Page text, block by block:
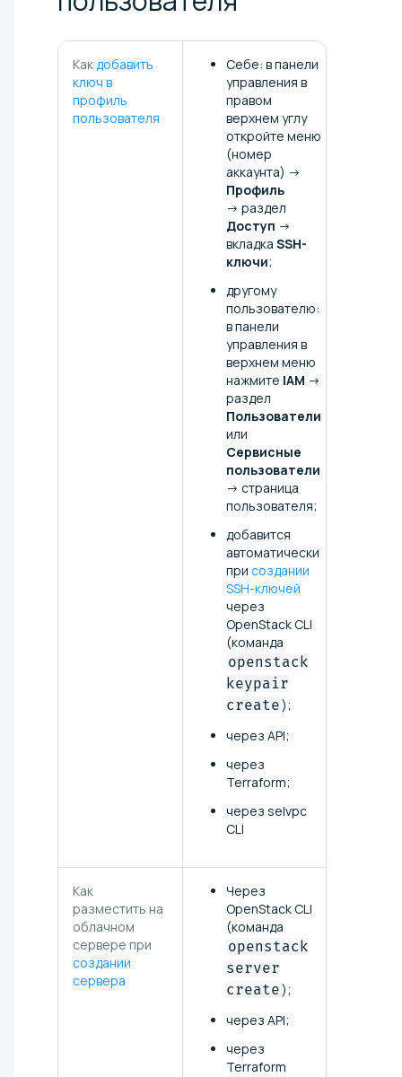
Какдобавить
ключ в
профиль
пользователя
Себе: в панели
управления в
правом
верхнем углу
откройте меню
(номер
аккаунта) →
Профиль
→ раздел
Доступ →
вкладка SSH-
ключи;
другому
пользователю:
в панели
управления в
верхнем меню
нажмите IAM →
раздел
Пользователи
или
Сервисные
пользователи
→ страница
пользователя;
добавится
автоматически
при создании
SSH-ключей
через
OpenStack CLI
(команда
openstack
keypair
create);
через API;
через
Terraform;
через selvpc
CLI
Как
разместить на
облачном
сервере при
создании
сервера
Через
OpenStack CLI
(команда
openstack
server
create);
через API;
через
Terraform